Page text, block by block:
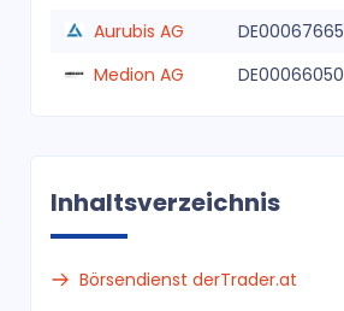
Aurubis AG
Medion AG
Inhaltsverzeichnis
Börsendienst derTrader.at